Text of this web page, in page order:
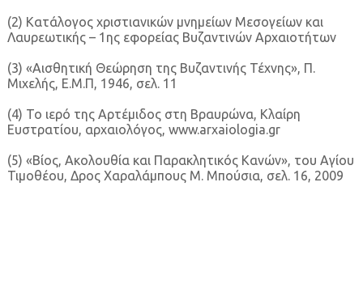
(2) Κατάλογος χριστιανικών μνημείων Μεσογείων και
Λαυρεωτικής – 1ης εφορείας Βυζαντινών Αρχαιοτήτων
(3) «Αισθητική Θεώρηση της Βυζαντινής Τέχνης», Π.
Μιχελής, Ε.Μ.Π, 1946, σελ. 11
(4) Το ιερό της Αρτέμιδος στη Βραυρώνα, Κλαίρη
Ευστρατίου, αρχαιολόγος, www.arxaiologia.gr
(5) «Βίος, Ακολουθία και Παρακλητικός Κανών», του Αγίου
Τιμοθέου, Δρος Χαραλάμπους Μ. Μπούσια, σελ. 16, 2009